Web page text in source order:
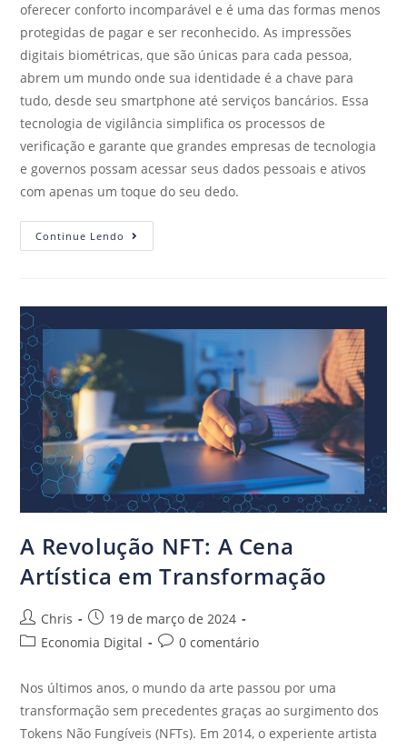
oferecer conforto incomparável e é uma das formas menos
protegidas de pagar e ser reconhecido. As impressões
digitais biométricas, que são únicas para cada pessoa,
abrem um mundo onde sua identidade é a chave para
tudo, desde seu smartphone até serviços bancários. Essa
tecnologia de vigilância simplifica os processos de
verificação e garante que grandes empresas de tecnologia
e governos possam acessar seus dados pessoais e ativos
com apenas um toque do seu dedo.
Continue Lendo
A Revolução NFT: A Cena
Artística em Transformação
Chris
19 de março de 2024
Economia Digital
0 comentário
Nos últimos anos, o mundo da arte passou por uma
transformação sem precedentes graças ao surgimento dos
Tokens Não Fungíveis (NFTs). Em 2014, o experiente artista